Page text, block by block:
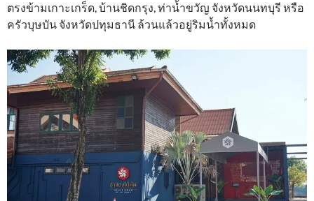
ตรงข้ามเกาะเกร็ด, บ้านชิดกรุง, ท่าน้ำขวัญ จังหวัดนนทบุรี หรือ
ครัวบุษบัน จังหวัดปทุมธานี ล้วนแล้วอยู่ริมน้ำทั้งหมด